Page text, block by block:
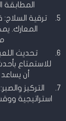
المطابقة
ترقية
المعارك.
تحديث
للاستمتاع
أن
التركيز
استراتيجية